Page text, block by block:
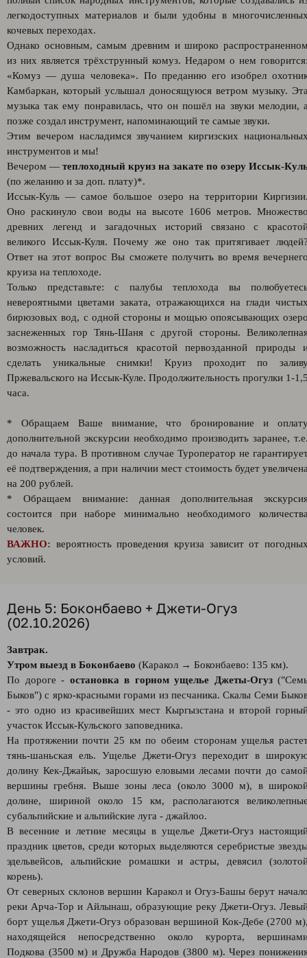
легкодоступных материалов и были удобны в
кочевых переходах.
Однако основным, самым древним и широко
из них является трёхструнный комуз. Недаром о нем
«Комуз — душа человека». По преданию его изобрел
Камбаркан, который услышал доносящуюся ветром музыку.
музыка так ему понравилась, что он пошёл на звуки мелодии,
позже создал инструмент, напоминающий те самые звуки.
Этим вечером насладимся звучанием киргизских
инструментов и мы!
Вечером — теплоходный круиз на закате по озеру Иссык-
(по желанию и за доп. плату)*.
Иссык-Куль — самое большое озеро на территории
Оно раскинуло свои воды на высоте 1606 метров.
древних легенд и загадочных историй связано с
великого Иссык-Куля. Почему же оно так притягивает
Ответ на этот вопрос Вы сможете получить во время
круиза на теплоходе.
Только представьте: с палубы теплохода вы
невероятными цветами заката, отражающихся на глади
бирюзовых вод, с одной стороны и мощью опоясывающих
заснеженных гор Тянь-Шаня с другой стороны.
возможность насладиться красотой первозданной природы
сделать уникальные снимки! Круиз проходит по
Пржевальского на Иссык-Куле. Продолжительность прогулки 1-
часа.
* Обращаем Ваше внимание, что бронирование и
дополнительной экскурсии необходимо производить заранее,
до начала тура. В противном случае Туроператор не
её подтверждения, а при наличии мест стоимость будет
на 200 рублей.
* Обращаем внимание: данная дополнительная
состоится при наборе минимально необходимого
человек.
ВАЖНО: вероятность проведения круиза зависит от
условий.
День 5: Боконбаево + Джети-Огуз
(02.10.2026)
Завтрак.
Утром выезд в Боконбаево (Каракол → Боконбаево: 135 км).
По дороге - остановка в горном ущелье Джеты-Огуз
Быков") с ярко-красными горами из песчаника. Скалы Семи
- это одно из красивейших мест Кыргызстана и второй
участок Иссык-Кульского заповедника.
На протяжении почти 25 км по обеим сторонам ущелья
тянь-шаньская ель. Ущелье Джети-Огуз переходит в
долину Кек-Джайык, заросшую еловыми лесами почти до
вершины гребня. Выше зоны леса (около 3000 м), в
долине, шириной около 15 км, располагаются
субальпийские и альпийские луга - джайлоо.
В весенние и летние месяцы в ущелье Джети-Огуз
праздник цветов, среди которых выделяются серебристые
эдельвейсов, альпийские ромашки и астры, девясил
корень).
От северных склонов вершин Каракол и Огуз-Башы берут
реки Арча-Тор и Айлынаш, образующие реку Джети-Огуз.
борт ущелья Джети-Огуз образован вершиной Кок-Дебе (2700
находящейся непосредственно около курорта,
Подкова (3500 м) и Дружба Народов (3800 м). Через